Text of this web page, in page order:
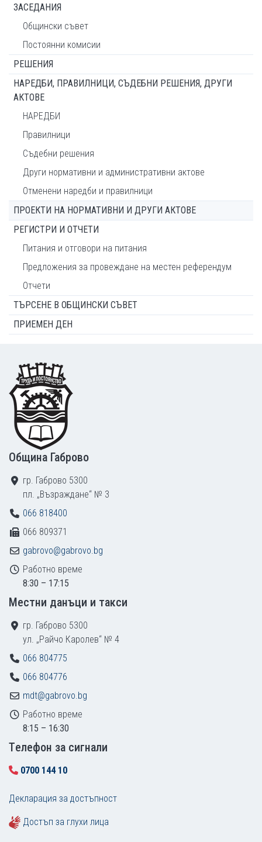
ЗАСЕДАНИЯ
Общински съвет
Постоянни комисии
РЕШЕНИЯ
НАРЕДБИ, ПРАВИЛНИЦИ, СЪДЕБНИ РЕШЕНИЯ, ДРУГИ
АКТОВЕ
НАРЕДБИ
Правилници
Съдебни решения
Други нормативни и административни актове
Отменени наредби и правилници
ПРОЕКТИ НА НОРМАТИВНИ И ДРУГИ АКТОВЕ
РЕГИСТРИ И ОТЧЕТИ
Питания и отговори на питания
Предложения за провеждане на местен референдум
Отчети
ТЪРСЕНЕ В ОБЩИНСКИ СЪВЕТ
ПРИЕМЕН ДЕН
Footer
Община Габрово
гр. Габрово 5300
пл. „Възраждане“ № 3
066 818400
066 809371
gabrovo@gabrovo.bg
Работно време
8:30 – 17:15
Местни данъци и такси
гр. Габрово 5300
ул. „Райчо Каролев“ № 4
066 804775
066 804776
mdt@gabrovo.bg
Работно време
8:15 – 16:30
Tелефон за сигнали
0700 144 10
Декларация за достъпност
Достъп за глухи лица